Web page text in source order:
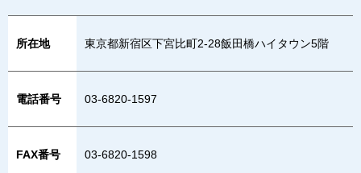
所在地 東京都新宿区下宮比町2-28飯田橋ハイタウン5階
電話番号 03-6820-1597
FAX番号 03-6820-1598